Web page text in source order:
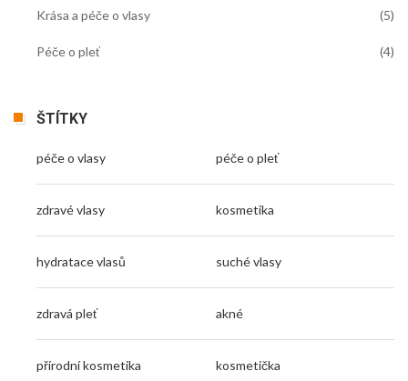
Krása a péče o vlasy (5)
Péče o pleť (4)
ŠTÍTKY
péče o vlasy péče o pleť
zdravé vlasy kosmetika
hydratace vlasů suché vlasy
zdravá pleť akné
přírodní kosmetika kosmetička